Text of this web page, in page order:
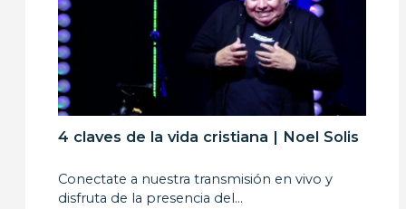
4 claves de la vida cristiana | Noel Solis
Conectate a nuestra transmisión en vivo y
disfruta de la presencia del…